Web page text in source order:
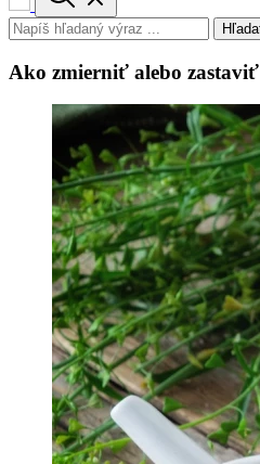
Ako zmierniť alebo